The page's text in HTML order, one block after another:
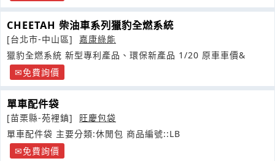
CHEETAH 柴油車系列獵豹全燃系統
[台北市-中山區]
嘉康綠能
獵豹全燃系統 新型專利產品、環保新產品 1/20 原車車價&
免費詢價
單車配件袋
[苗栗縣-苑裡鎮]
旺慶包袋
單車配件袋 主要分類:休閒包 商品編號::LB
免費詢價